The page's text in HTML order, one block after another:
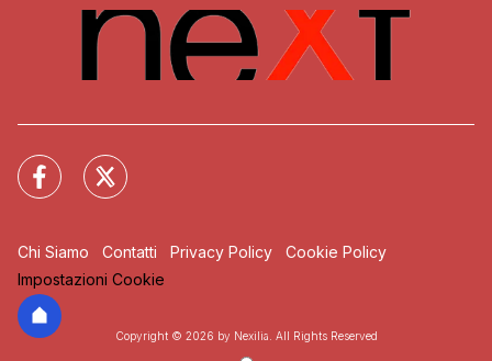
Chi Siamo Contatti Privacy Policy
Cookie Policy
Impostazioni Cookie
Copyright © 2026 by Nexilia. All Rights Reserved